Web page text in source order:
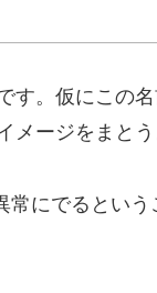
す。仮にこの
ージをまとう
にでるとい